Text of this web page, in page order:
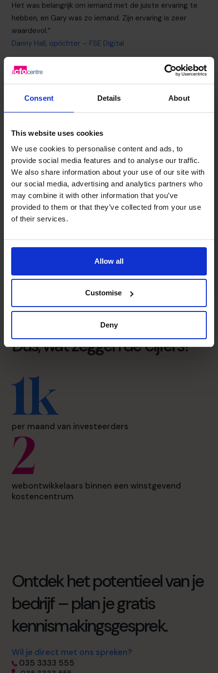
Consent Details About
This website uses cookies
We use cookies to personalise content and ads, to
provide social media features and to analyse our traffic.
We also share information about your use of our site with
our social media, advertising and analytics partners who
may combine it with other information that you’ve
provided to them or that they’ve collected from your use
of their services.
Allow all
Customise
Deny
Het was belangrijk om iemand met de juiste ervaring te
hebben, en Gary was zo iemand. Zijn ervaring is zeer
waardevol.”
Danny Hall, oprichter – FSE Digital
035 3333 555
Dus, wat zeggen de cijfers?
1k
per maand van investeerders
2
webontwikkelaars binnen een winstgevend
kostencentrum
Ontdek het potentieel van je
bedrijf – plan je gratis
kennismakingsgesprek.
Wil je direct met ons spreken?
035 3333 555